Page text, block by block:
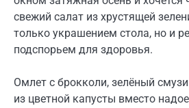
свежий салат из хрустящей
только украшением стола, но и
подспорьем для здоровья.
Омлет с брокколи, зелёный
из цветной капусты вместо